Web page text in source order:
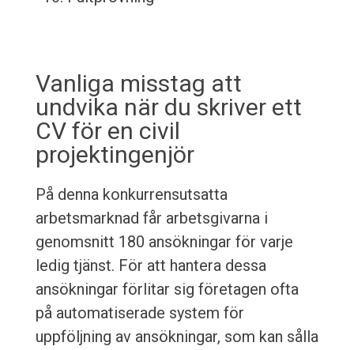
Vanliga misstag att
undvika när du skriver ett
CV för en civil
projektingenjör
På denna konkurrensutsatta
arbetsmarknad får arbetsgivarna i
genomsnitt 180 ansökningar för varje
ledig tjänst. För att hantera dessa
ansökningar förlitar sig företagen ofta
på automatiserade system för
uppföljning av ansökningar, som kan sålla